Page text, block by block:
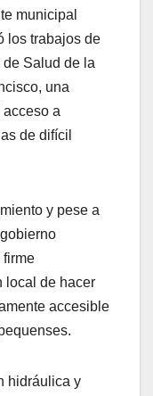
municipal
los trabajos de
Salud de la
una
a
de difícil
y pese a
firme
local de hacer
accesible
hidráulica y